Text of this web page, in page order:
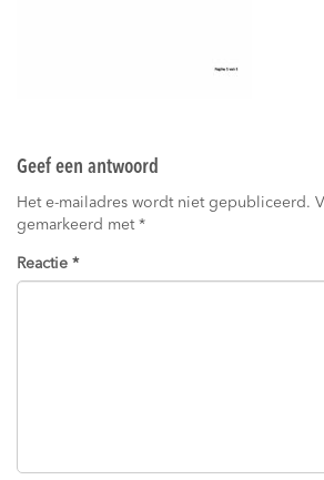
Geef een antwoord
Het e-mailadres wordt niet gepubliceerd.
gemarkeerd met *
Reactie *